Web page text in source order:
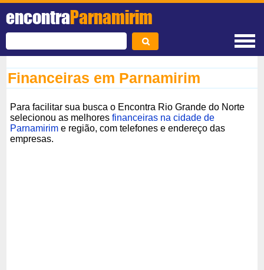
encontraParnamirim
Financeiras em Parnamirim
Para facilitar sua busca o Encontra Rio Grande do Norte
selecionou as melhoresfinanceiras na cidade de
Parnamirim e região, com telefones e endereço das
empresas.